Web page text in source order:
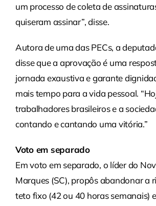
um processo de coleta de
quiseram assinar”, disse.
Autora de uma das PECs, a
disse que a aprovação é uma
jornada exaustiva e garante
mais tempo para a vida pessoal.
trabalhadores brasileiros e a
contando e cantando uma vitória.”
Voto em separado
Em voto em separado, o líder do
Marques (SC), propôs abandonar a
teto fixo (42 ou 40 horas semanais)